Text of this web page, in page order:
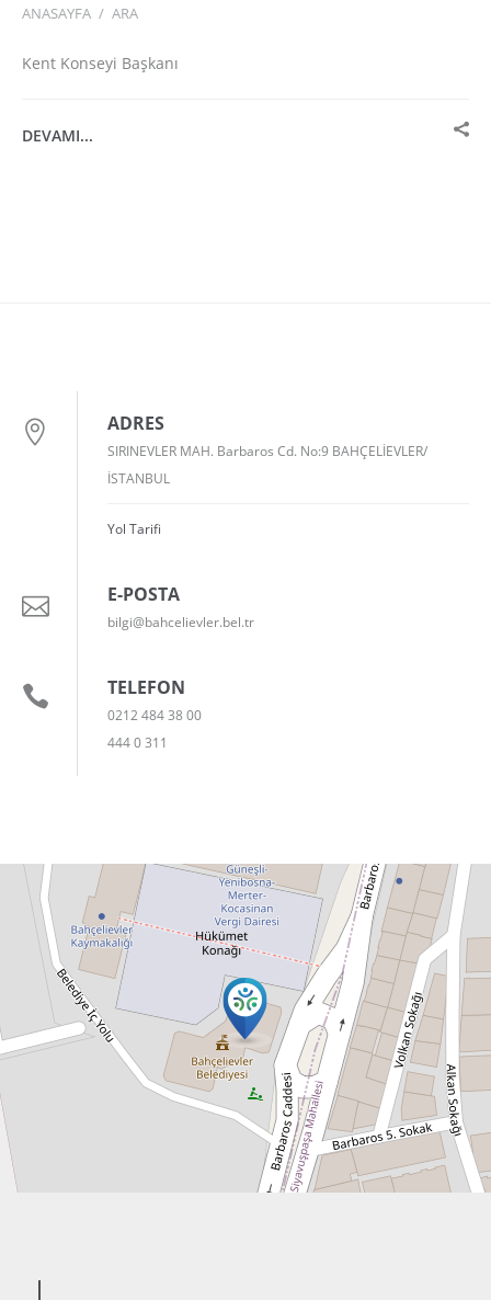
ANASAYFA / ARA
Kent Konseyi Başkanı
DEVAMI...
ADRES
SIRINEVLER MAH. Barbaros Cd. No:9 BAHÇELİEVLER/
İSTANBUL
Yol Tarifi
E-POSTA
bilgi@bahcelievler.bel.tr
TELEFON
0212 484 38 00
444 0 311